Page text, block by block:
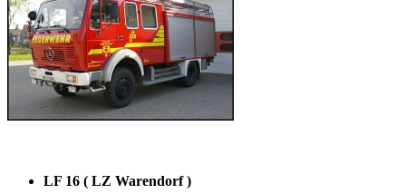
LF 16 ( LZ Warendorf )